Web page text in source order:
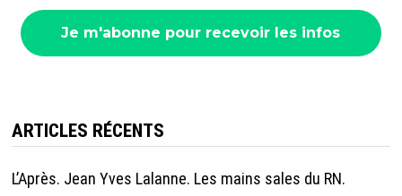
ARTICLES RÉCENTS
L’Après. Jean Yves Lalanne. Les mains sales du RN.